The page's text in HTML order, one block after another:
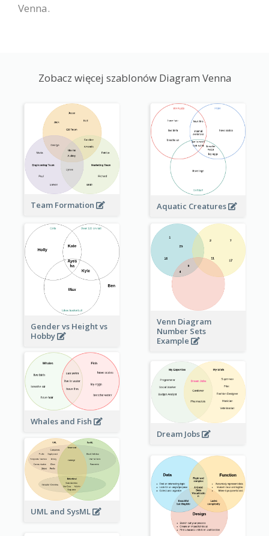
Venna.
Zobacz więcej szablonów Diagram Venna
Team Formation Aquatic Creatures
Gender vs Height vs
Hobby
Venn Diagram
Number Sets
Example
Whales and Fish
Dream Jobs
UML and SysML